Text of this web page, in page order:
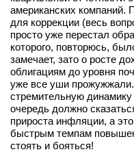
американских компаний.
для коррекции (весь
просто уже перестал
которого, повторюсь,
замечает, зато о росте
облигациям до уровня
уже все уши
стремительную динамику
очередь должно
прироста инфляции, а
быстрым темпам
стоять и бояться!